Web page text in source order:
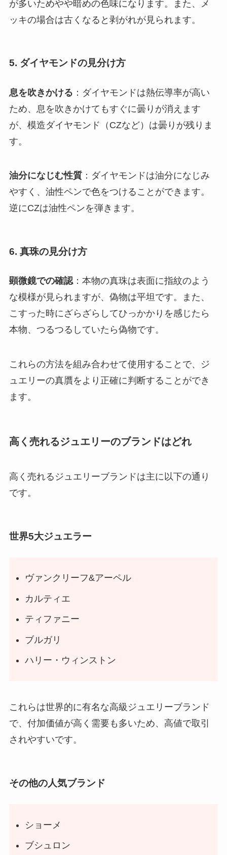
が多いためやや暗めの色味になります。また、メ
ッキの場合は古くなると剥がれが見られます。
5. ダイヤモンドの見分け方
息を吹きかける ：ダイヤモンドは熱伝導率が高い
ため、息を吹きかけてもすぐに曇りが消えます
が、模造ダイヤモンド（CZなど）は曇りが残りま
す。
油分になじむ性質：ダイヤモンドは油分になじみ
やすく、油性ペンで色をつけることができます。
逆にCZは油性ペンを弾きます。
6. 真珠の見分け方
顕微鏡での確認：本物の真珠は表面に指紋のよう
な模様が見られますが、偽物は平坦です。また、
こすった時にざらざらしてひっかかりを感じたら
本物、つるつるしていたら偽物です。
これらの方法を組み合わせて使用することで、ジ
ュエリーの真贋をより正確に判断することができ
ます。
高く売れるジュエリーのブランドはどれ
高く売れるジュエリーブランドは主に以下の通り
です。
世界5大ジュエラー
ヴァンクリーフ&アーペル
カルティエ
ティファニー
ブルガリ
ハリー・ウィンストン
これらは世界的に有名な高級ジュエリーブランド
で、付加価値が高く需要も多いため、高値で取引
されやすいです。
その他の人気ブランド
ショーメ
ブシュロン